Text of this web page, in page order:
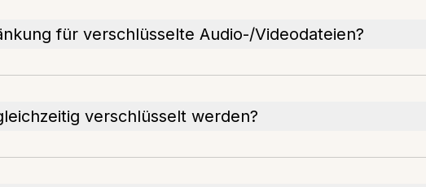
für verschlüsselte Audio-/Videodateien?
verschlüsselt werden?